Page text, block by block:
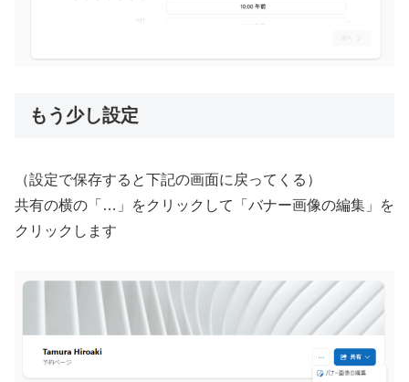
もう少し設定
（設定で保存すると下記の画面に戻ってくる）
共有の横の「…」をクリックして「バナー画像の編集」を
クリックします